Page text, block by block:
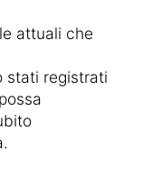
attuali che
stati registrati